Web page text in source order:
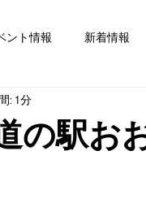
ント情報 新着情報
クキッチン＆商品開発
道の駅
: 1分